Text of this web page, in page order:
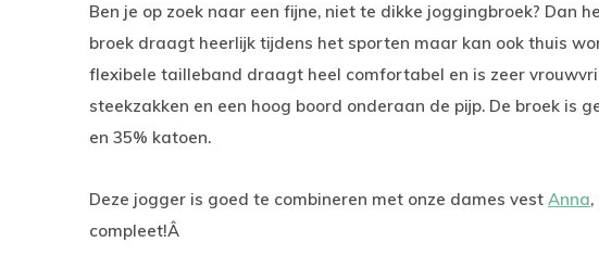
Ben je op zoek naar een fijne, niet te dikke joggingbroek? Dan
broek draagt heerlijk tijdens het sporten maar kan ook thuis
flexibele tailleband draagt heel comfortabel en is zeer
steekzakken en een hoog boord onderaan de pijp. De broek is
en 35% katoen.
Deze jogger is goed te combineren met onze dames vest Anna
compleet!Â